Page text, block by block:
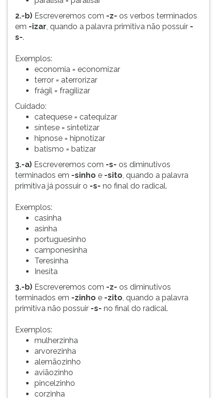
2.-b) Escreveremos com -z- os verbos terminados
em -izar, quando a palavra primitiva não possuir -
s-.
Exemplos:
economia = economizar
terror = aterrorizar
frágil = fragilizar
Cuidado:
catequese = catequizar
síntese = sintetizar
hipnose = hipnotizar
batismo = batizar
3.-a) Escreveremos com -s- os diminutivos
terminados em -sinho e -sito, quando a palavra
primitiva já possuir o -s- no final do radical.
Exemplos:
casinha
asinha
portuguesinho
camponesinha
Teresinha
Inesita
3.-b) Escreveremos com -z- os diminutivos
terminados em -zinho e -zito, quando a palavra
primitiva não possuir -s- no final do radical.
Exemplos:
mulherzinha
arvorezinha
alemãozinho
aviãozinho
pincelzinho
corzinha